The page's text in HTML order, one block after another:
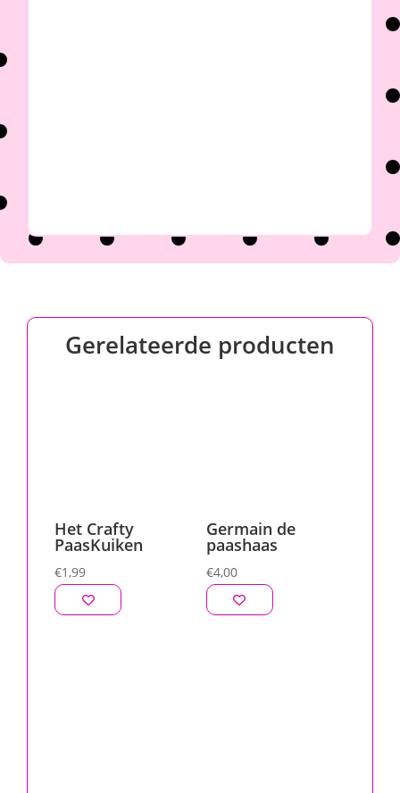
Gerelateerde producten
Het Crafty
PaasKuiken
€1,99
Germain de
paashaas
€4,00